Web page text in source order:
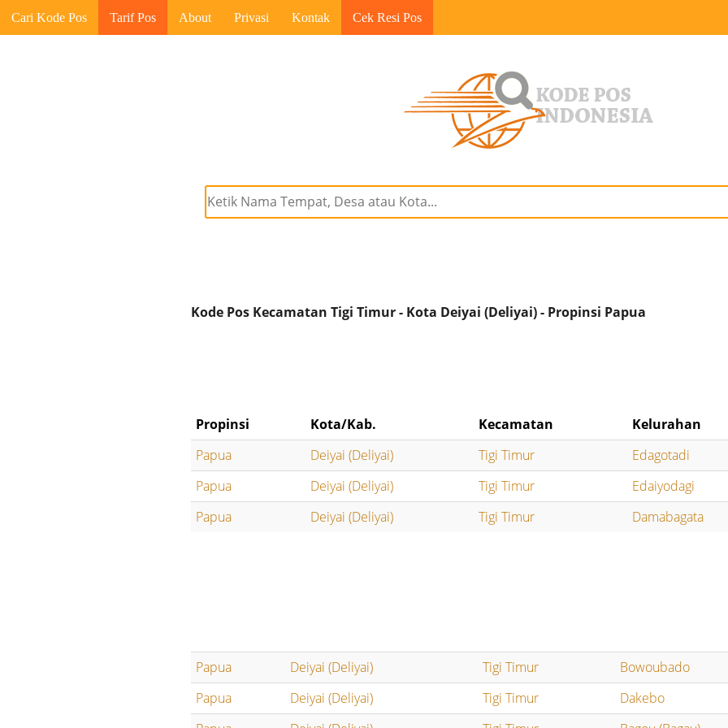
Cari Kode Pos Tarif Pos About Privasi Kontak Cek Resi Pos
Kode Pos Kecamatan Tigi Timur - Kota Deiyai (Deliyai) - Propinsi Papua
Propinsi Kota/Kab. Kecamatan
Kelurahan
Papua
Deiyai (Deliyai) Tigi Timur
Edagotadi
Papua
Deiyai (Deliyai) Tigi Timur
Edaiyodagi
Papua
Deiyai (Deliyai) Tigi Timur Damabagata
Papua Deiyai (Deliyai) Tigi Timur
Bowoubado
Papua
Deiyai (Deliyai) Tigi Timur
Dakebo